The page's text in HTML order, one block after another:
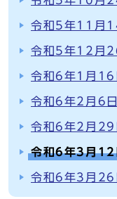
令和5年11月
令和5年12月
令和6年1月16
令和6年2月6
令和6年2月29
令和6年3月12
令和6年3月26